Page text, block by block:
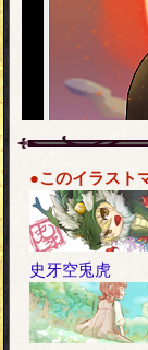
●このイラスト
史牙空兎虎